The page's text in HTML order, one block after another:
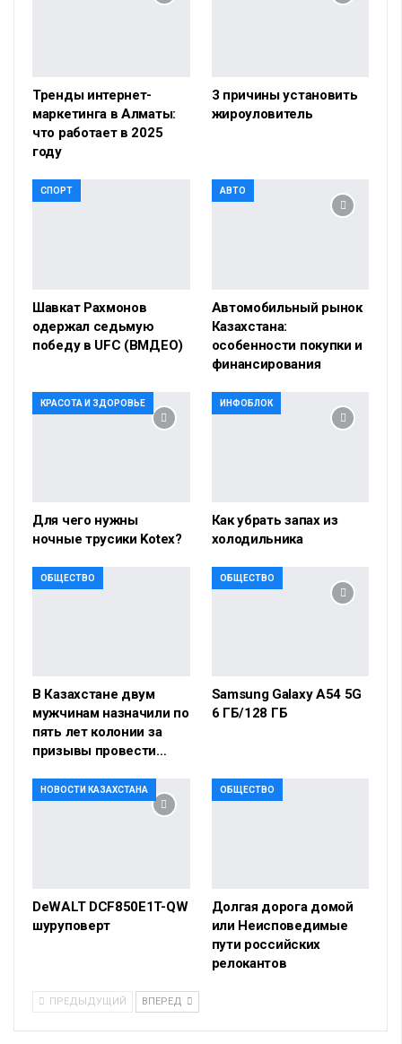
Тренды интернет-
маркетинга в Алматы:
что работает в 2025
году
3 причины установить
жироуловитель
СПОРТ
Шавкат Рахмонов
одержал седьмую
победу в UFC (ВМДЕО)
АВТО
Автомобильный рынок
Казахстана:
особенности покупки и
финансирования
КРАСОТА И ЗДОРОВЬЕ
Для чего нужны
ночные трусики Kotex?
ИНФОБЛОК
Как убрать запах из
холодильника
ОБЩЕСТВО
В Казахстане двум
мужчинам назначили по
пять лет колонии за
призывы провести…
ОБЩЕСТВО
Samsung Galaxy A54 5G
6 ГБ/128 ГБ
НОВОСТИ КАЗАХСТАНА
DeWALT DCF850E1T-QW
шуруповерт
ОБЩЕСТВО
Долгая дорога домой
или Неисповедимые
пути российских
релокантов
ПРЕДЫДУЩИЙ ВПЕРЕД